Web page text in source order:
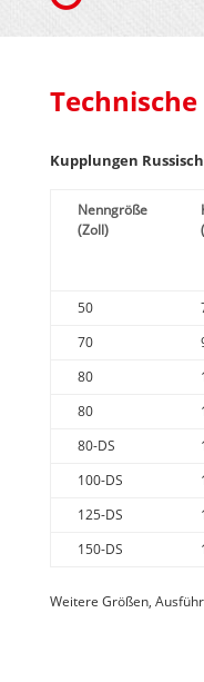
Kupplungen
Nenngröße
(Zoll)
50
70
80
80
80-DS
100-DS
125-DS
150-DS
Weitere Größen,